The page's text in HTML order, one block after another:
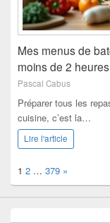
Mes menus de
moins de 2 heures
Pascal Cabus
Préparer tous les
cuisine, c’est la…
Lire l'article
Page:
1 2 … 379 Next
»